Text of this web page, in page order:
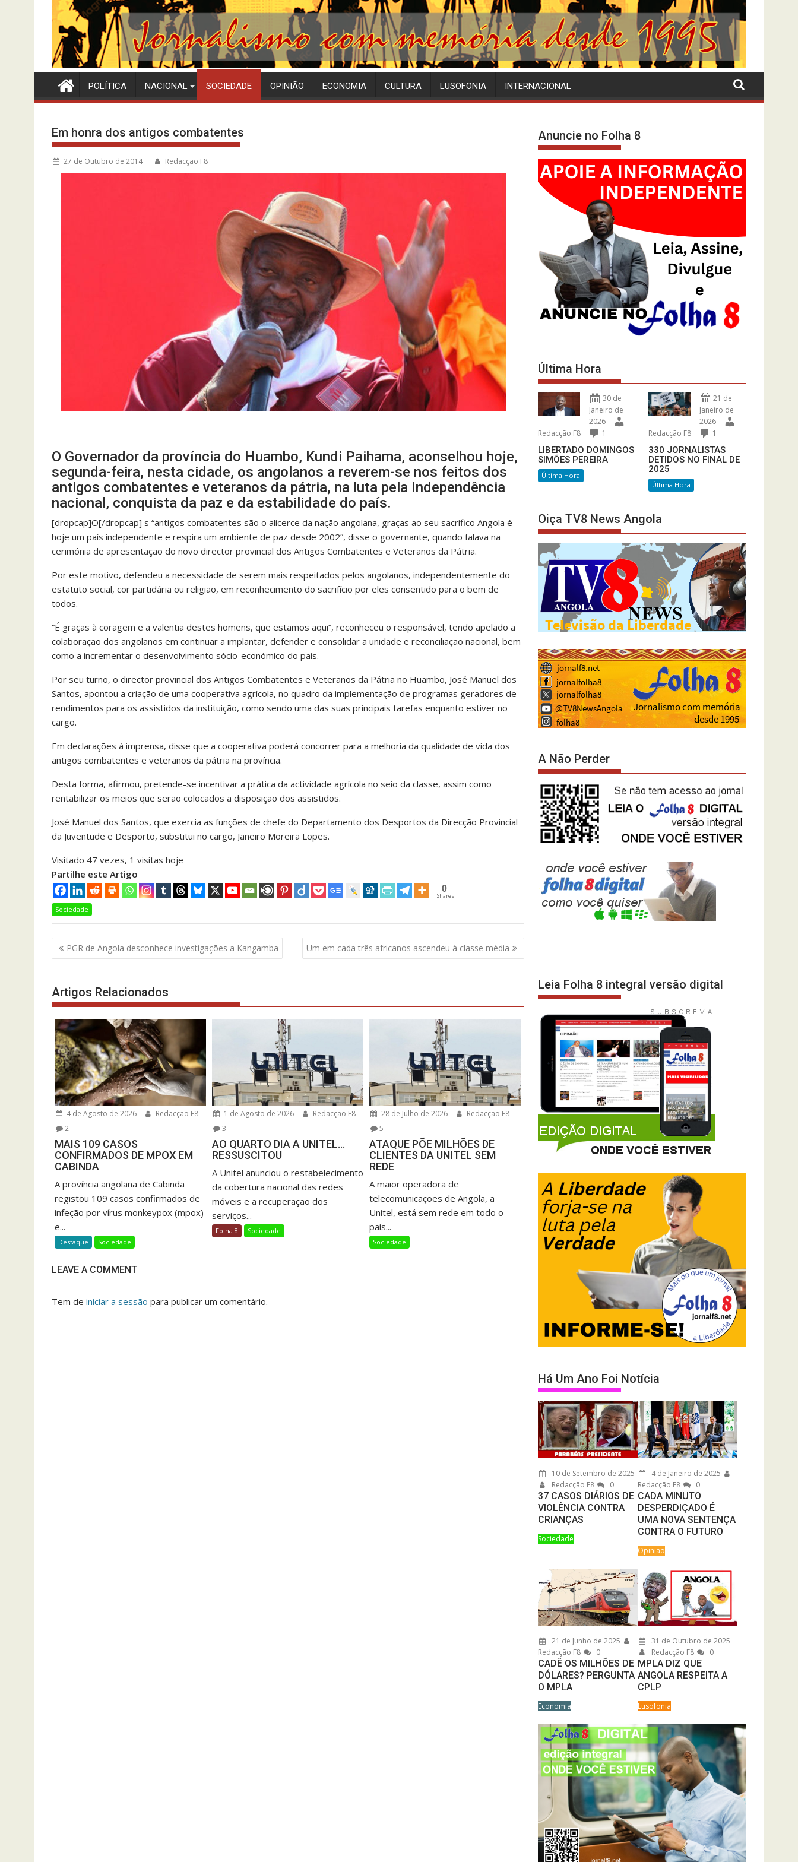
POLÍTICA NACIONAL SOCIEDADE OPINIÃO ECONOMIA CULTURA LUSOFONIA INTERNACIONAL
Em honra dos antigos combatentes
27 de Outubro de 2014 Redacção F8
O Governador da província do Huambo, Kundi Paihama, aconselhou hoje,
segunda-feira, nesta cidade, os angolanos a reverem-se nos feitos dos
antigos combatentes e veteranos da pátria, na luta pela Independência
nacional, conquista da paz e da estabilidade do país.
[dropcap]O[/dropcap] s “antigos combatentes são o alicerce da nação angolana, graças ao seu sacrífico Angola é
hoje um país independente e respira um ambiente de paz desde 2002”, disse o governante, quando falava na
cerimónia de apresentação do novo director provincial dos Antigos Combatentes e Veteranos da Pátria.
Por este motivo, defendeu a necessidade de serem mais respeitados pelos angolanos, independentemente do
estatuto social, cor partidária ou religião, em reconhecimento do sacrifício por eles consentido para o bem de
todos.
“É graças à coragem e a valentia destes homens, que estamos aqui”, reconheceu o responsável, tendo apelado a
colaboração dos angolanos em continuar a implantar, defender e consolidar a unidade e reconciliação nacional, bem
como a incrementar o desenvolvimento sócio-económico do país.
Por seu turno, o director provincial dos Antigos Combatentes e Veteranos da Pátria no Huambo, José Manuel dos
Santos, apontou a criação de uma cooperativa agrícola, no quadro da implementação de programas geradores de
rendimentos para os assistidos da instituição, como sendo uma das suas principais tarefas enquanto estiver no
cargo.
Em declarações à imprensa, disse que a cooperativa poderá concorrer para a melhoria da qualidade de vida dos
antigos combatentes e veteranos da pátria na província.
Desta forma, afirmou, pretende-se incentivar a prática da actividade agrícola no seio da classe, assim como
rentabilizar os meios que serão colocados a disposição dos assistidos.
José Manuel dos Santos, que exercia as funções de chefe do Departamento dos Desportos da Direcção Provincial
da Juventude e Desporto, substitui no cargo, Janeiro Moreira Lopes.
Visitado 47 vezes, 1 visitas hoje
Partilhe este Artigo
0
Shares
Sociedade
Navegação
de
PGR de Angola desconhece investigações a Kangamba Um em cada três africanos ascendeu à classe média
Artigos Relacionados
4 de Agosto de 2026
Redacção F8
2
MAIS 109 CASOS
CONFIRMADOS DE MPOX EM
CABINDA
A província angolana de Cabinda
registou 109 casos confirmados de
infeção por vírus monkeypox (mpox)
e...
Destaque Sociedade
1 de Agosto de 2026
Redacção F8
3
AO QUARTO DIA A UNITEL…
RESSUSCITOU
A Unitel anunciou o restabelecimento
da cobertura nacional das redes
móveis e a recuperação dos
serviços...
Folha 8 Sociedade
28 de Julho de 2026
Redacção F8
5
ATAQUE PÕE MILHÕES DE
CLIENTES DA UNITEL SEM
REDE
A maior operadora de
telecomunicações de Angola, a
Unitel, está sem rede em todo o
país...
Sociedade
LEAVE A COMMENT
Tem de iniciar a sessão para publicar um comentário.
Anuncie no Folha 8
Última Hora
30 de
Janeiro de
2026
Redacção F8
1
LIBERTADO DOMINGOS
SIMÕES PEREIRA
Última Hora
21 de
Janeiro de
2026
Redacção F8
1
330 JORNALISTAS
DETIDOS NO FINAL DE
2025
Última Hora
Oiça TV8 News Angola
A Não Perder
Leia Folha 8 integral versão digital
Há Um Ano Foi Notícia
10 de Setembro de 2025
Redacção F8
0
37 CASOS DIÁRIOS DE
VIOLÊNCIA CONTRA
CRIANÇAS
Sociedade
4 de Janeiro de 2025
Redacção F8
0
CADA MINUTO
DESPERDIÇADO É
UMA NOVA SENTENÇA
CONTRA O FUTURO
Opinião
21 de Junho de 2025
Redacção F8
0
CADÊ OS MILHÕES DE
DÓLARES? PERGUNTA
O MPLA
Economia
31 de Outubro de 2025
Redacção F8
0
MPLA DIZ QUE
ANGOLA RESPEITA A
CPLP
Lusofonia